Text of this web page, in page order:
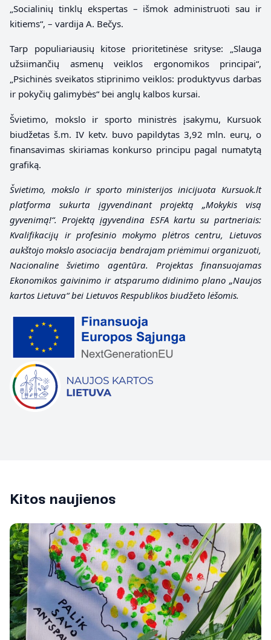
„Socialinių tinklų ekspertas – išmok administruoti sau ir
kitiems“, – vardija A. Bečys.
Tarp populiariausių kitose prioritetinėse srityse: „Slauga
užsiimančių asmenų veiklos ergonomikos principai“,
„Psichinės sveikatos stiprinimo veiklos: produktyvus darbas
ir pokyčių galimybės“ bei anglų kalbos kursai.
Švietimo, mokslo ir sporto ministrės įsakymu, Kursuok
biudžetas š.m. IV ketv. buvo papildytas 3,92 mln. eurų, o
finansavimas skiriamas konkurso principu pagal numatytą
grafiką.
Švietimo, mokslo ir sporto ministerijos inicijuota Kursuok.lt
platforma sukurta įgyvendinant projektą „Mokykis visą
gyvenimą!“. Projektą įgyvendina ESFA kartu su partneriais:
Kvalifikacijų ir profesinio mokymo plėtros centru, Lietuvos
aukštojo mokslo asociacija bendrajam priėmimui organizuoti,
Nacionaline švietimo agentūra. Projektas finansuojamas
Ekonomikos gaivinimo ir atsparumo didinimo plano „Naujos
kartos Lietuva“ bei Lietuvos Respublikos biudžeto lėšomis.
Kitos naujienos